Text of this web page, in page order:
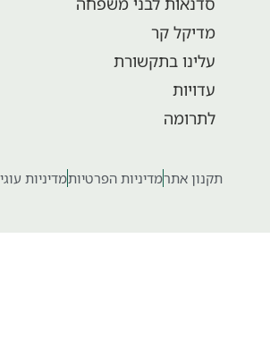
מדיקל קר
עלינו בתקשורת
עדויות
לתרומה
תקנון אתרמדיניות הפרטיותמדיניות